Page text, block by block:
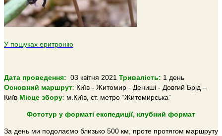
У пошуках еритронію
Дата проведення: 03 квітня 2021 Тривалiсть: 1 день
Основний маршрут: Київ - Житомир - Дениші - Довгий Брід –
Київ Місце збору: м.Київ, cт. метро “Житомирська”
Фототур у форматі експедиції, клубний формат
За день ми подолаємо близько 500 км, проте протягом маршруту